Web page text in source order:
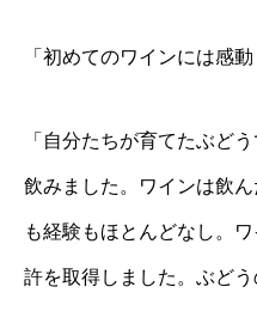
「初めてのワインには感動
「自分たちが育てたぶど
飲みました。ワインは飲
も経験もほとんどなし。
許を取得しました。ぶど